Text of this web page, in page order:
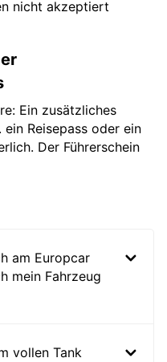
nicht akzeptiert
Ein zusätzliches
Reisepass oder ein
Der Führerschein
am Europcar
mein Fahrzeug
vollen Tank